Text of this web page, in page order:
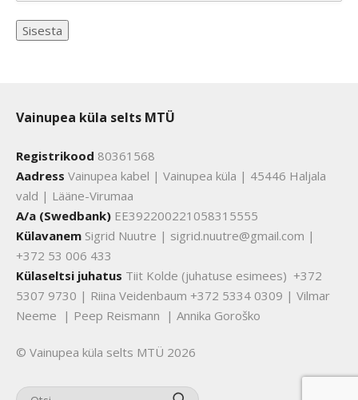
Vainupea küla selts MTÜ
Registrikood 80361568
Aadress Vainupea kabel | Vainupea küla | 45446 Haljala
vald | Lääne-Virumaa
A/a (Swedbank) EE392200221058315555
Külavanem Sigrid Nuutre | sigrid.nuutre@gmail.com |
+372 53 006 433
Külaseltsi juhatus Tiit Kolde (juhatuse esimees) +372
5307 9730 | Riina Veidenbaum +372 5334 0309 | Vilmar
Neeme | Peep Reismann | Annika Goroško
© Vainupea küla selts MTÜ 2026